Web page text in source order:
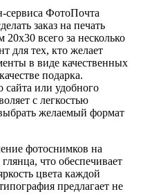
сервиса ФотоПочта
заказ на печать
всего за несколько
для тех, кто желает
в виде качественных
подарка.
сайта или удобного
с легкостью
желаемый формат
фотоснимков на
что обеспечивает
цвета каждой
предлагает не